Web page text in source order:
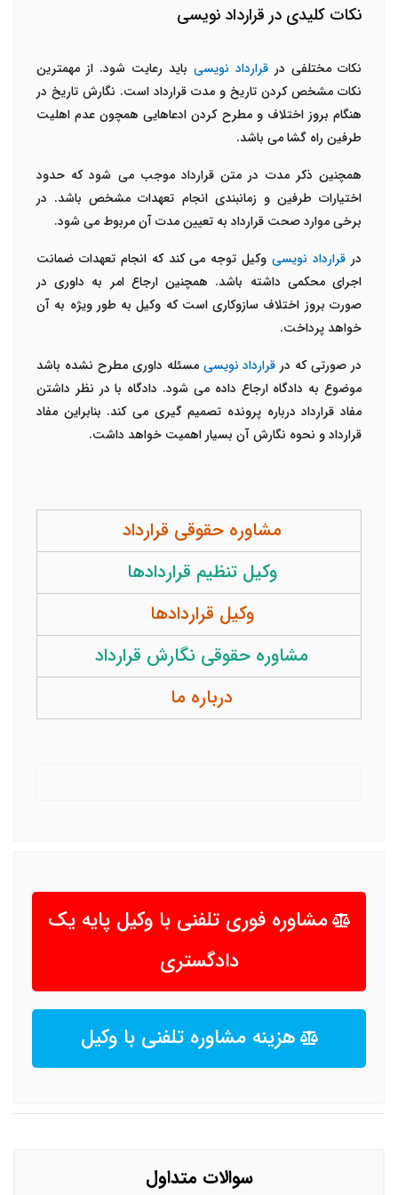
نکات کلیدی در قرارداد نویسی
نکات مختلفی در قرارداد نویسی باید رعایت شود. از مهمترین
نکات مشخص کردن تاریخ و مدت قرارداد است. نگارش تاریخ در
هنگام بروز اختلاف و مطرح کردن ادعاهایی همچون عدم اهلیت
طرفین راه گشا می باشد.
همچنین ذکر مدت در متن قرارداد موجب می شود که حدود
اختیارات طرفین و زمانبندی انجام تعهدات مشخص باشد. در
برخی موارد صحت قرارداد به تعیین مدت آن مربوط می شود.
در قرارداد نویسیوکیل توجه می کند که انجام تعهدات ضمانت
اجرای محکمی داشته باشد. همچنین ارجاع امر به داوری در
صورت بروز اختلاف سازوکاری است که وکیل به طور ویژه به آن
خواهد پرداخت.
در صورتی که در قرارداد نویسی مسئله داوری مطرح نشده باشد
موضوع به دادگاه ارجاع داده می شود. دادگاه با در نظر داشتن
مفاد قرارداد درباره پرونده تصمیم گیری می کند. بنابراین مفاد
قرارداد و نحوه نگارش آن بسیار اهمیت خواهد داشت.
مشاوره حقوقی قرارداد
وکیل تنظیم قراردادها
وکیل قراردادها
مشاوره حقوقی نگارش قرارداد
درباره ما
مشاوره فوری تلفنی با وکیل پایه یک
دادگستری
هزینه مشاوره تلفنی با وکیل
سوالات متداول